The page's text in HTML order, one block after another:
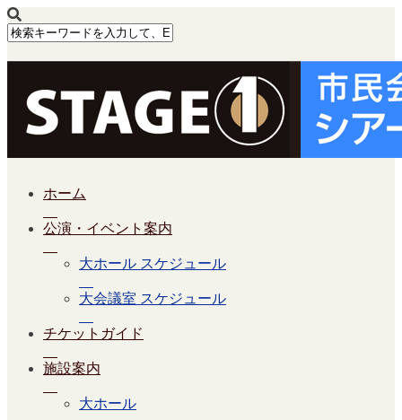
ホーム
公演・イベント案内
大ホール スケジュール
大会議室 スケジュール
チケットガイド
施設案内
大ホール